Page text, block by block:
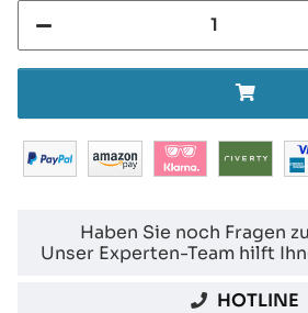
Haben Sie noch Fragen
Unser Experten-Team hilft
HOTLINE